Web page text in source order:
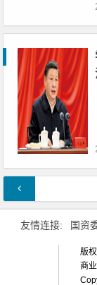
文章导航
友情连接: 国资
版
商